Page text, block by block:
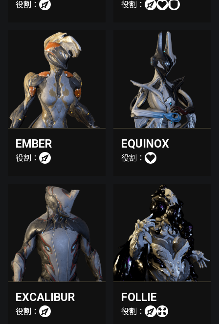
役割： 役割：
EMBER
役割：
EQUINOX
役割：
EXCALIBUR
役割：
FOLLIE
役割：